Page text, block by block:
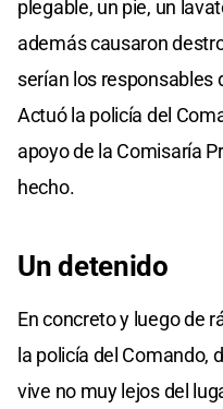
plegable, un pie, un
además causaron
serían los responsables
Actuó la policía del
apoyo de la Comisaría
hecho.
Un detenido
En concreto y luego de
la policía del Comando,
vive no muy lejos del